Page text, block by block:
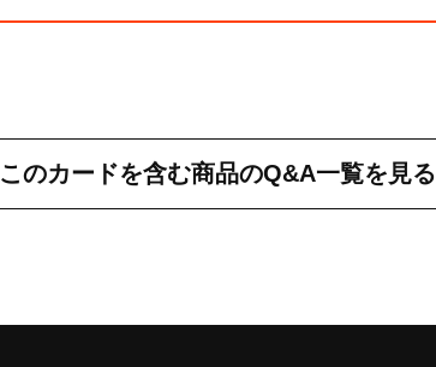
このカードを含む商品のQ&A一覧を見る